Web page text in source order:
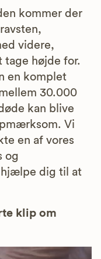
kommer der
videre,
tage højde for.
en komplet
30.000
kan blive
Vi
en af vores
og
hjælpe dig til at
klip om